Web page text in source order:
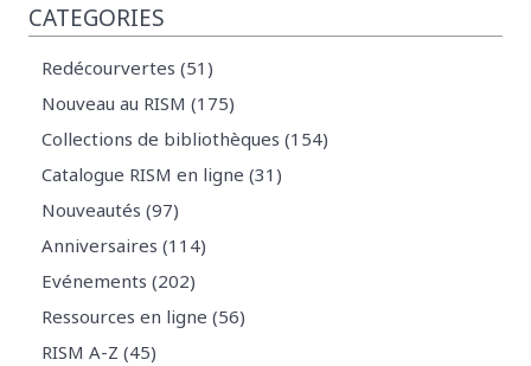
CATEGORIES
Redécourvertes (51)
Nouveau au RISM (175)
Collections de bibliothèques (154)
Catalogue RISM en ligne (31)
Nouveautés (97)
Anniversaires (114)
Evénements (202)
Ressources en ligne (56)
RISM A-Z (45)